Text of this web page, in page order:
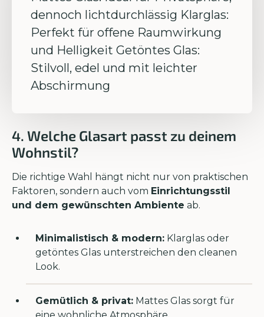
dennoch lichtdurchlässig Klarglas:
Perfekt für offene Raumwirkung
und Helligkeit Getöntes Glas:
Stilvoll, edel und mit leichter
Abschirmung
4. Welche Glasart passt zu deinem
Wohnstil?
Die richtige Wahl hängt nicht nur von praktischen
Faktoren, sondern auch vom Einrichtungsstil
und dem gewünschten Ambiente ab.
Minimalistisch & modern: Klarglas oder
getöntes Glas unterstreichen den cleanen
Look.
Gemütlich & privat: Mattes Glas sorgt für
eine wohnliche Atmosphäre.